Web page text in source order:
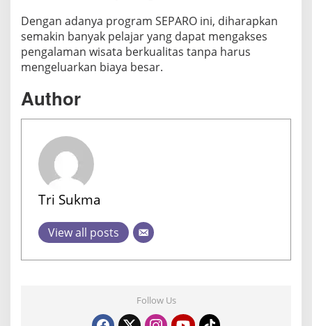
Dengan adanya program SEPARO ini, diharapkan
semakin banyak pelajar yang dapat mengakses
pengalaman wisata berkualitas tanpa harus
mengeluarkan biaya besar.
Author
Tri Sukma
View all posts
Follow Us